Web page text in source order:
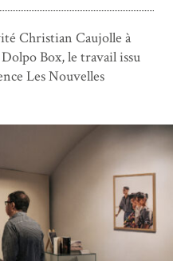
Christian Caujolle à
Box, le travail issu
Les Nouvelles